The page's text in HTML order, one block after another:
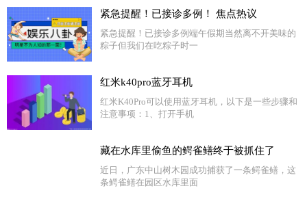
紧急提醒！已接诊多例！ 焦点热议
紧急提醒！已接诊多例端午假期当然离不开美味的
粽子但我们在吃粽子时一
红米k40pro蓝牙耳机
红米K40Pro可以使用蓝牙耳机，以下是一些步骤和
注意事项：1、打开手机
藏在水库里偷鱼的鳄雀鳝终于被抓住了
近日，广东中山树木园成功捕获了一条鳄雀鳝，这
条鳄雀鳝在园区水库里面